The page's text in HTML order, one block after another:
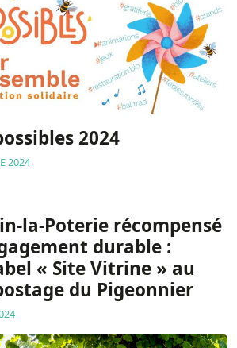
2024
2024
la-Poterie récompensé
durable :
« Site Vitrine » au
du Pigeonnier